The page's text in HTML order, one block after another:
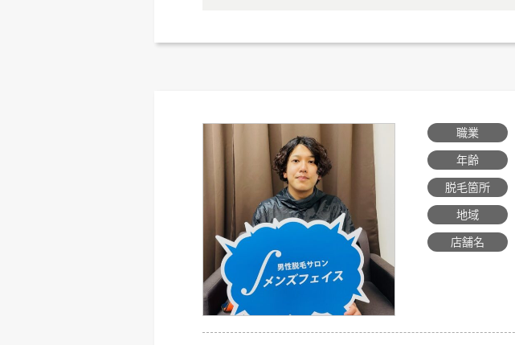
職業
年齢
脱毛箇所
地域
店舗名